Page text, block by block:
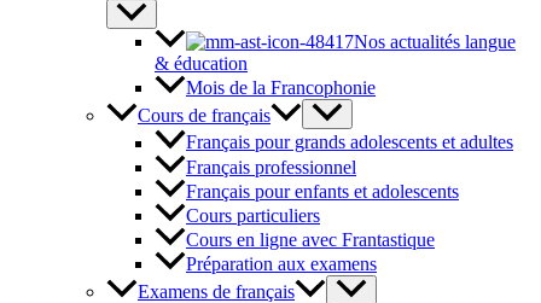
Nos actualités langue
& éducation
Mois de la Francophonie
Cours de français
Français pour grands adolescents et adultes
Français professionnel
Français pour enfants et adolescents
Cours particuliers
Cours en ligne avec Frantastique
Préparation aux examens
Examens de français